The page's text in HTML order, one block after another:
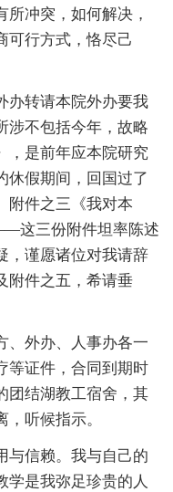
冲突，如何解决，
可行方式，恪尽己
办转请本院外办要我
涉不包括今年，故略
，是前年应本院研究
休假期间，回国过了
附件之三《我对本
这三份附件坦率陈述
，谨愿诸位对我请辞
附件之五，希请垂
、外办、人事办各一
等证件，合同到期时
团结湖教工宿舍，其
听候指示。
与信赖。我与自己的
学是我弥足珍贵的人